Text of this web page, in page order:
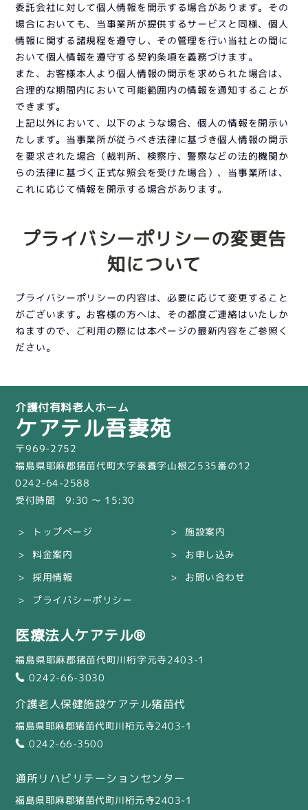
委託会社に対して個人情報を開示する場合があります。その
場合においても、当事業所が提供するサービスと同様、個人
情報に関する諸規程を遵守し、その管理を行い当社との間に
おいて個人情報を遵守する契約条項を義務づけます。
また、お客様本人より個人情報の開示を求められた場合は、
合理的な期間内において可能範囲内の情報を通知することが
できます。
上記以外において、以下のような場合、個人の情報を開示い
たします。当事業所が従うべき法律に基づき個人情報の開示
を要求された場合（裁判所、検察庁、警察などの法的機関か
らの法律に基づく正式な照会を受けた場合）、当事業所は、
これに応じて情報を開示する場合があります。
プライバシーポリシーの変更告
知について
プライバシーポリシーの内容は、必要に応じて変更すること
がございます。お客様の方へは、その都度ご連絡はいたしか
ねますので、ご利用の際には本ページの最新内容をご参照く
ださい。
介護付有料老人ホーム
ケアテル吾妻苑
〒969-2752
福島県耶麻郡猪苗代町大字蚕養字山根乙535番の12
0242-64-2588
受付時間 9:30 〜 15:30
トップページ
施設案内
料金案内
お申し込み
採用情報
お問い合わせ
プライバシーポリシー
医療法人ケアテル®
福島県耶麻郡猪苗代町川桁字元寺2403-1
0242-66-3030
介護老人保健施設ケアテル猪苗代
福島県耶麻郡猪苗代町川桁元寺2403-1
0242-66-3500
通所リハビリテーションセンター
福島県耶麻郡猪苗代町川桁元寺2403-1